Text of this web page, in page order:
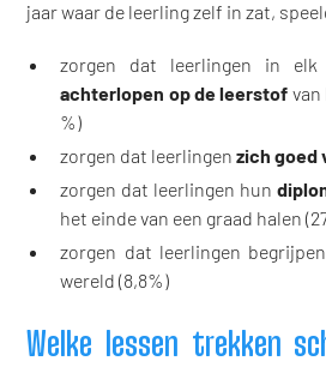
jaar waar de leerling zelf in zat,
zorgen dat leerlingen in elk
achterlopen op de leerstof van
%)
zorgen dat leerlingenzich goed
zorgen dat leerlingen hun
het einde van een graad halen
zorgen dat leerlingen
wereld (8,8%)
Welke lessen trekken